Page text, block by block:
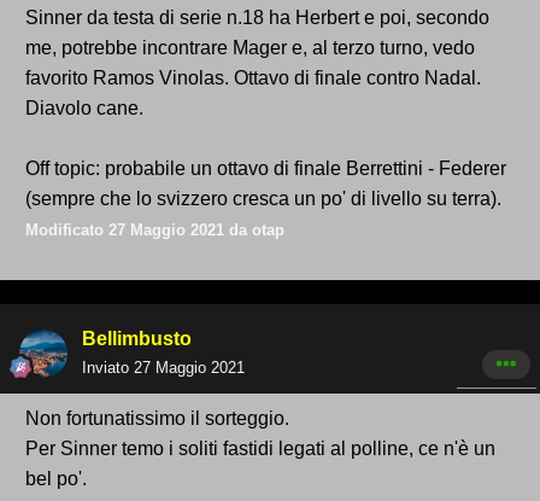
Sinner da testa di serie n.18 ha Herbert e poi, secondo
me, potrebbe incontrare Mager e, al terzo turno, vedo
favorito Ramos Vinolas. Ottavo di finale contro Nadal.
Diavolo cane.
Off topic: probabile un ottavo di finale Berrettini - Federer
(sempre che lo svizzero cresca un po' di livello su terra).
Modificato 27 Maggio 2021 da otap
Bellimbusto
Inviato 27 Maggio 2021
Non fortunatissimo il sorteggio.
Per Sinner temo i soliti fastidi legati al polline, ce n'è un
bel po'.